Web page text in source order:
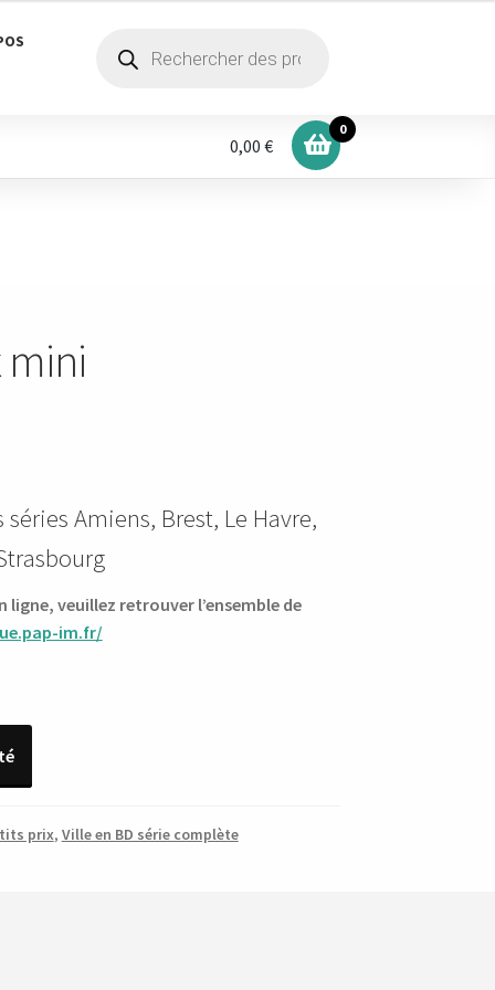
produits
0,00 €
0
mini
Amiens, Brest, Le Havre,
veuillez retrouver l’ensemble de
im.fr/
prix, Ville en BD série complète